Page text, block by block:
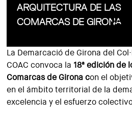
ARQUITECTURA DE LAS
COMARCAS DE GIRONA
La Demarcació de Girona del
COAC convoca la 18ª edición de
Comarcas de Girona con el
en el ámbito territorial de la
excelencia y el esfuerzo